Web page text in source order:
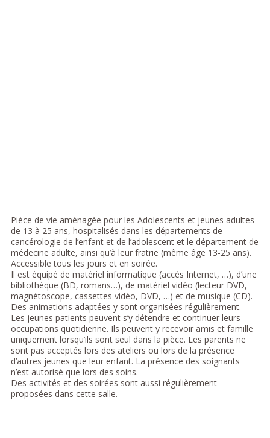
Pièce de vie aménagée pour les Adolescents et jeunes adultes
de 13 à 25 ans, hospitalisés dans les départements de
cancérologie de l’enfant et de l’adolescent et le département de
médecine adulte, ainsi qu’à leur fratrie (même âge 13-25 ans).
Accessible tous les jours et en soirée.
Il est équipé de matériel informatique (accès Internet, …), d’une
bibliothèque (BD, romans…), de matériel vidéo (lecteur DVD,
magnétoscope, cassettes vidéo, DVD, …) et de musique (CD).
Des animations adaptées y sont organisées régulièrement.
Les jeunes patients peuvent s’y détendre et continuer leurs
occupations quotidienne. Ils peuvent y recevoir amis et famille
uniquement lorsqu’ils sont seul dans la pièce. Les parents ne
sont pas acceptés lors des ateliers ou lors de la présence
d’autres jeunes que leur enfant. La présence des soignants
n’est autorisé que lors des soins.
Des activités et des soirées sont aussi régulièrement
proposées dans cette salle.